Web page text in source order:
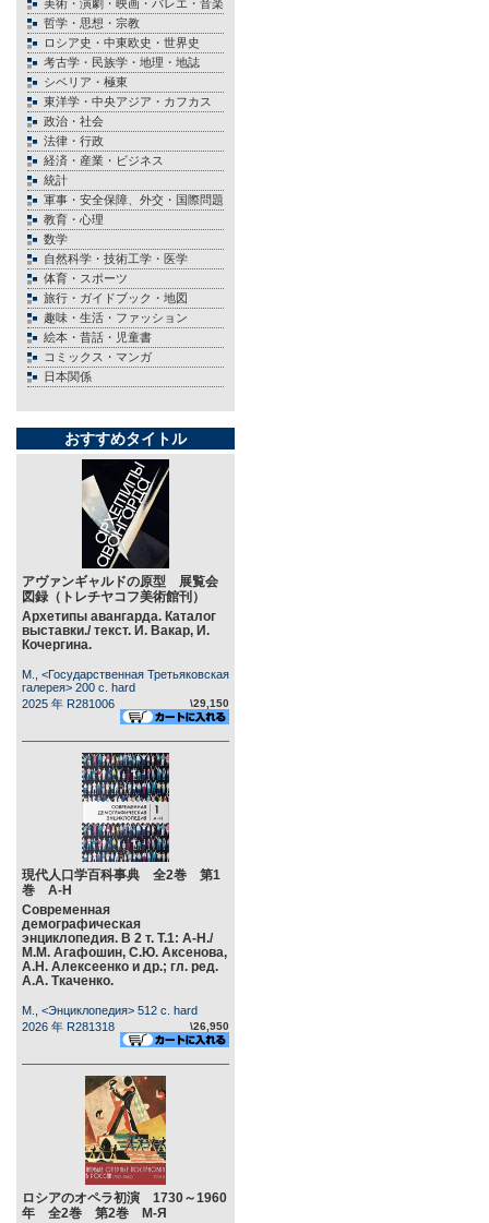
美術・演劇・映画・バレエ・音楽
哲学・思想・宗教
ロシア史・中東欧史・世界史
考古学・民族学・地理・地誌
シベリア・極東
東洋学・中央アジア・カフカス
政治・社会
法律・行政
経済・産業・ビジネス
統計
軍事・安全保障、外交・国際問題
教育・心理
数学
自然科学・技術工学・医学
体育・スポーツ
旅行・ガイドブック・地図
趣味・生活・ファッション
絵本・昔話・児童書
コミックス・マンガ
日本関係
おすすめタイトル
アヴァンギャルドの原型 展覧会
図録（トレチヤコフ美術館刊）
Архетипы авангарда. Каталог
выставки./ текст. И. Вакар, И.
Кочергина.
М., <Государственная Третьяковская
галерея> 200 c. hard
2025 年 R281006
\29,150
現代人口学百科事典 全2巻 第1
巻 А-Н
Современная
демографическая
энциклопедия. В 2 т. Т.1: А-Н./
М.М. Агафошин, С.Ю. Аксенова,
А.Н. Алексеенко и др.; гл. ред.
А.А. Ткаченко.
М., <Энциклопедия> 512 c. hard
2026 年 R281318
\26,950
ロシアのオペラ初演 1730～1960
年 全2巻 第2巻 М-Я